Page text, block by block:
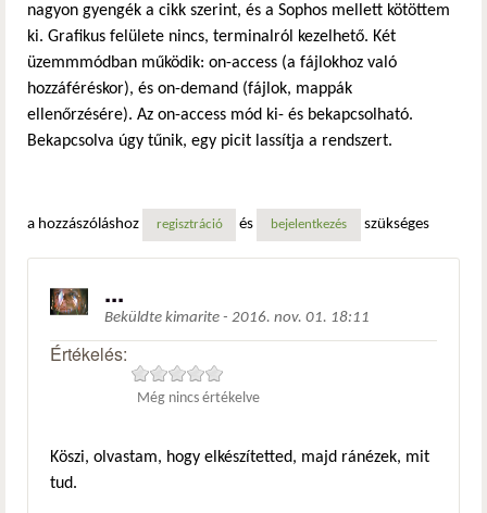
nagyon gyengék a cikk szerint, és a Sophos mellett kötöttem
ki. Grafikus felülete nincs, terminalról kezelhető. Két
üzemmmódban működik: on-access (a fájlokhoz való
hozzáféréskor), és on-demand (fájlok, mappák
ellenőrzésére). Az on-access mód ki- és bekapcsolható.
Bekapcsolva úgy tűnik, egy picit lassítja a rendszert.
a hozzászóláshoz regisztráció és bejelentkezés szükséges
...
Beküldte kimarite - 2016. nov. 01. 18:11
Értékelés:
Még nincs értékelve
Köszi, olvastam, hogy elkészítetted, majd ránézek, mit
tud.